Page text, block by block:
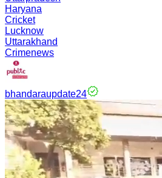
Haryana
Cricket
Lucknow
Uttarakhand
Crimenews
bhandaraupdate24